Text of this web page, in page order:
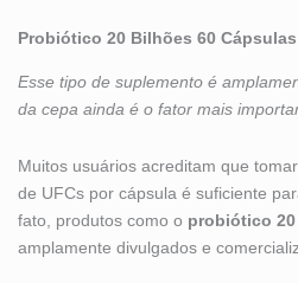
Probiótico 20 Bilhões 60
Esse tipo de suplemento é
da cepa ainda é o fator mais
Muitos usuários acreditam que
de UFCs por cápsula é suficiente
fato, produtos como o probiótico
amplamente divulgados e